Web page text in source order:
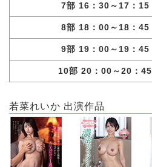
7部 16：30～17：15
8部 18：00～18：45
9部 19：00～19：45
10部 20：00～20：45
若菜れいか 出演作品